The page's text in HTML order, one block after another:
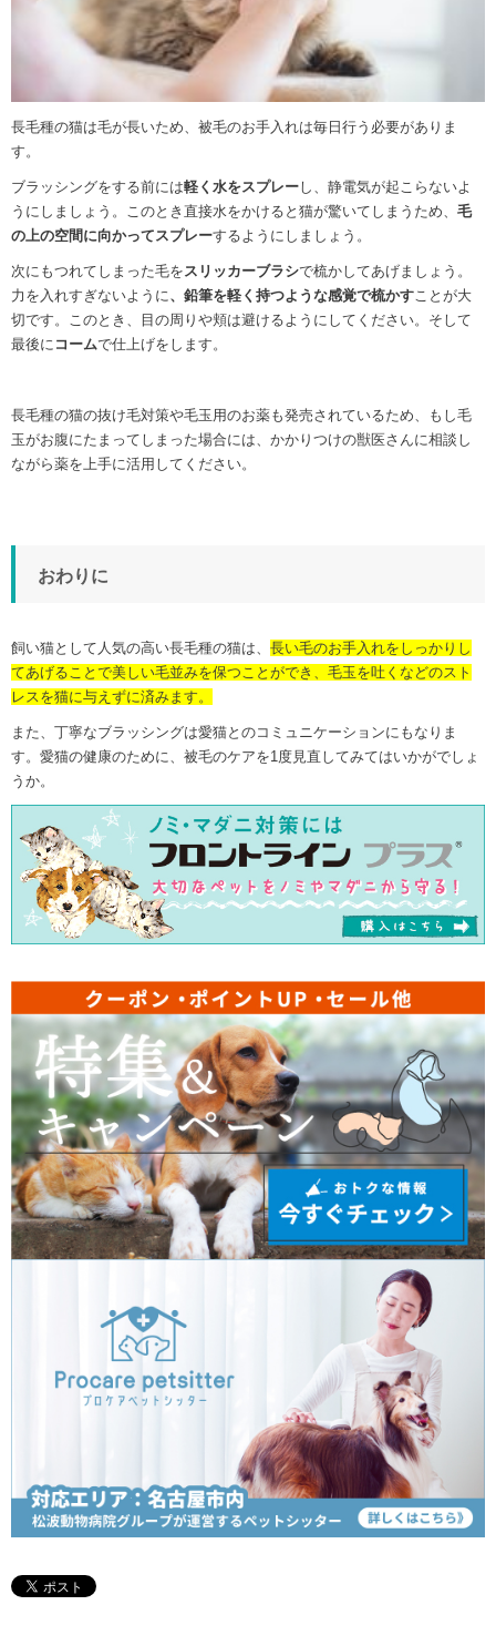
長毛種の猫は毛が長いため、被毛のお手入れは毎日行う必要がありま
す。
ブラッシングをする前には軽く水をスプレーし、静電気が起こらないよ
うにしましょう。このとき直接水をかけると猫が驚いてしまうため、 毛
の上の空間に向かってスプレーするようにしましょう。
次にもつれてしまった毛をスリッカーブラシで梳かしてあげましょう。
力を入れすぎないように、鉛筆を軽く持つような感覚で梳かすことが大
切です。このとき、目の周りや頬は避けるようにしてください。そして
最後に コームで仕上げをします。
長毛種の猫の抜け毛対策や毛玉用のお薬も発売されているため、もし毛
玉がお腹にたまってしまった場合には、かかりつけの獣医さんに相談し
ながら薬を上手に活用してください。
おわりに
飼い猫として人気の高い長毛種の猫は、 長い毛のお手入れをしっかりし
てあげることで美しい毛並みを保つことができ、毛玉を吐くなどのスト
レスを猫に与えずに済みます。
また、丁寧なブラッシングは愛猫とのコミュニケーションにもなりま
す。愛猫の健康のために、被毛のケアを1度見直してみてはいかがでしょ
うか。